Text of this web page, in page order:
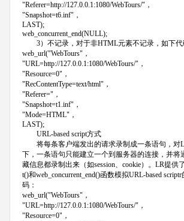
"Referer=http://127.0.0.1:1080/WebTours/"，
"Snapshot=t6.inf"，
LAST);
web_concurrent_end(NULL);
3）不记录，对于非HTML元素不记录，如下代
web_url("WebTours"，
"URL=http://127.0.0.1:1080/WebTours/"，
"Resource=0"，
"RecContentType=text/html"，
"Referer="，
"Snapshot=t1.inf"，
"Mode=HTML"，
LAST);
URL-based script方式
将每条客户端发出的请求录制成一条语句，对
下，一条语句只能建立一个到服务器的连接，并将
藏信息都录制出来（如session、cookie）。LR提供
t()和web_concurrent_end()函数模拟URL-based
码：
web_url("WebTours"，
"URL=http://127.0.0.1:1080/WebTours/"，
"Resource=0"，